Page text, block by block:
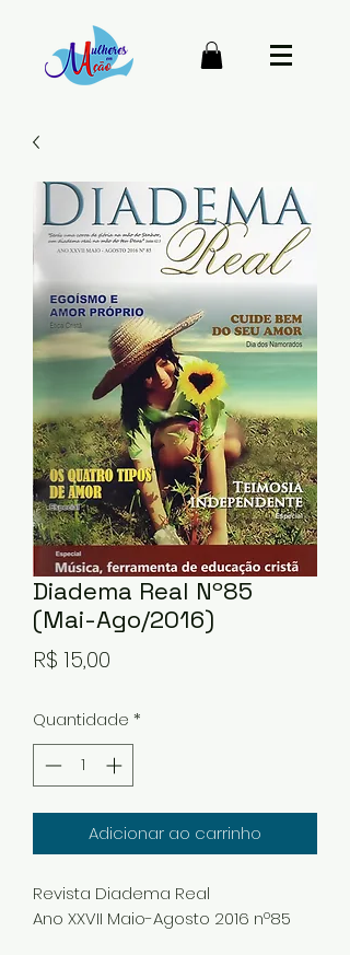
Diadema Real Nº85
(Mai-Ago/2016)
R$ 15,00
Quantidade *
Adicionar ao carrinho
Revista Diadema Real
Ano XXVII Maio-Agosto 2016 nº85